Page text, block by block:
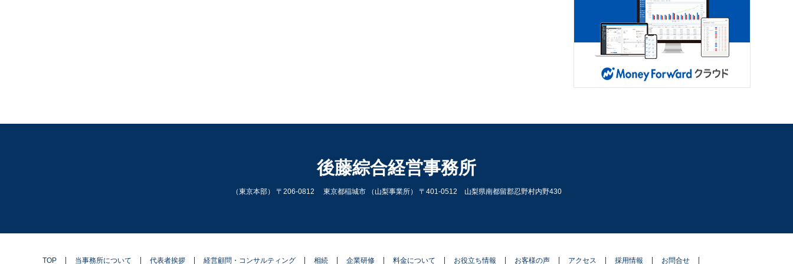
後藤綜合経営事務所
（東京本部） 〒206-0812 東京都稲城市 （山梨事業所） 〒401-0512 山梨県南都留郡忍野村内野430
TOP 当事務所について 代表者挨拶 経営顧問・コンサルティング 相続 企業研修 料金について お役立ち情報 お客様の声 アクセス 採用情報
お問合せ